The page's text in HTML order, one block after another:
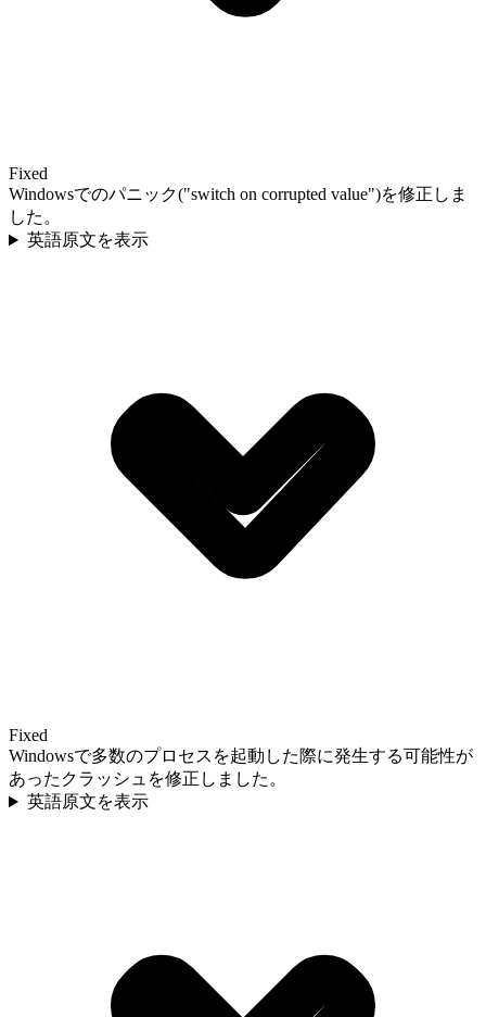
Fixed
Windowsでのパニック("switch on corrupted value")を修正しま
した。
英語原文を表示
Fixed
Windowsで多数のプロセスを起動した際に発生する可能性が
あったクラッシュを修正しました。
英語原文を表示